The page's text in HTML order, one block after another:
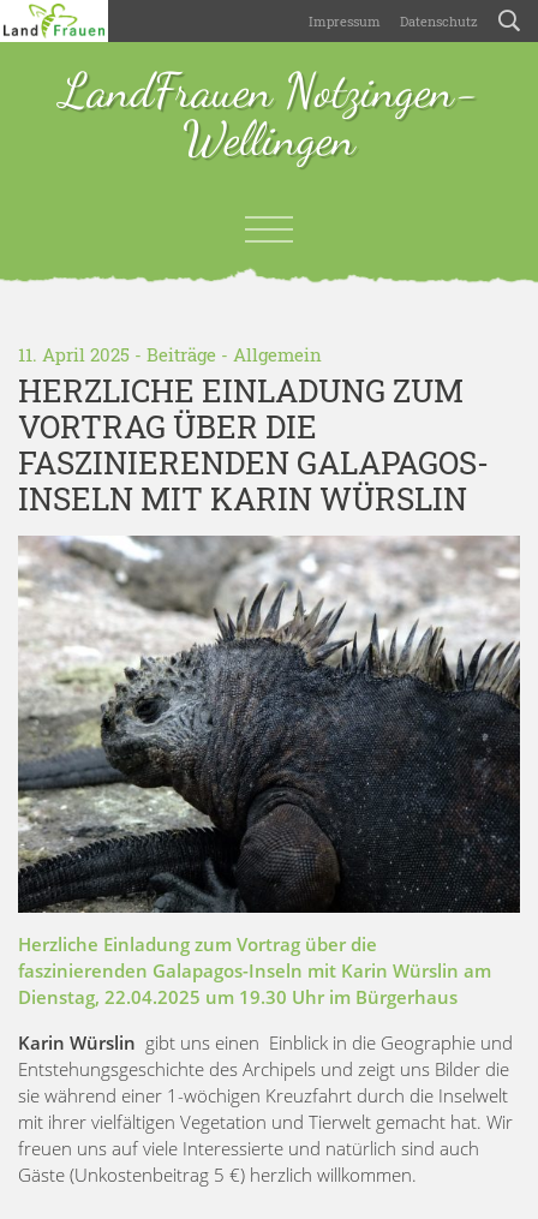
Impressum Datenschutz
LandFrauen Notzingen-
Wellingen
11. April 2025 - Beiträge - Allgemein
HERZLICHE EINLADUNG ZUM
VORTRAG ÜBER DIE
FASZINIERENDEN GALAPAGOS-
INSELN MIT KARIN WÜRSLIN
Herzliche Einladung zum Vortrag über die
faszinierenden Galapagos-Inseln mit Karin Würslin am
Dienstag, 22.04.2025 um 19.30 Uhr im Bürgerhaus
Karin Würslin gibt uns einen Einblick in die Geographie und
Entstehungsgeschichte des Archipels und zeigt uns Bilder die
sie während einer 1-wöchigen Kreuzfahrt durch die Inselwelt
mit ihrer vielfältigen Vegetation und Tierwelt gemacht hat. Wir
freuen uns auf viele Interessierte und natürlich sind auch
Gäste (Unkostenbeitrag 5 €) herzlich willkommen.